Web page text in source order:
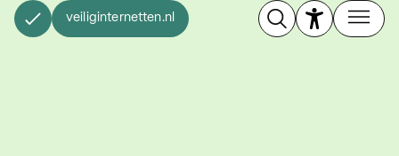
veiliginternetten.nl